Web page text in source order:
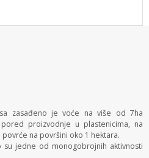
zasađeno je voće na više od 7ha
proizvodnje u plastenicima, na
na površini oko 1 hektara.
su jedne od monogobrojnih aktivnosti